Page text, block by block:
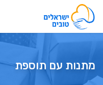
מתנות עם תוספת